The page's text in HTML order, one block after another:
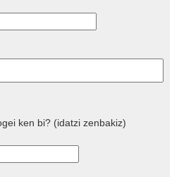
ken bi? (idatzi zenbakiz)